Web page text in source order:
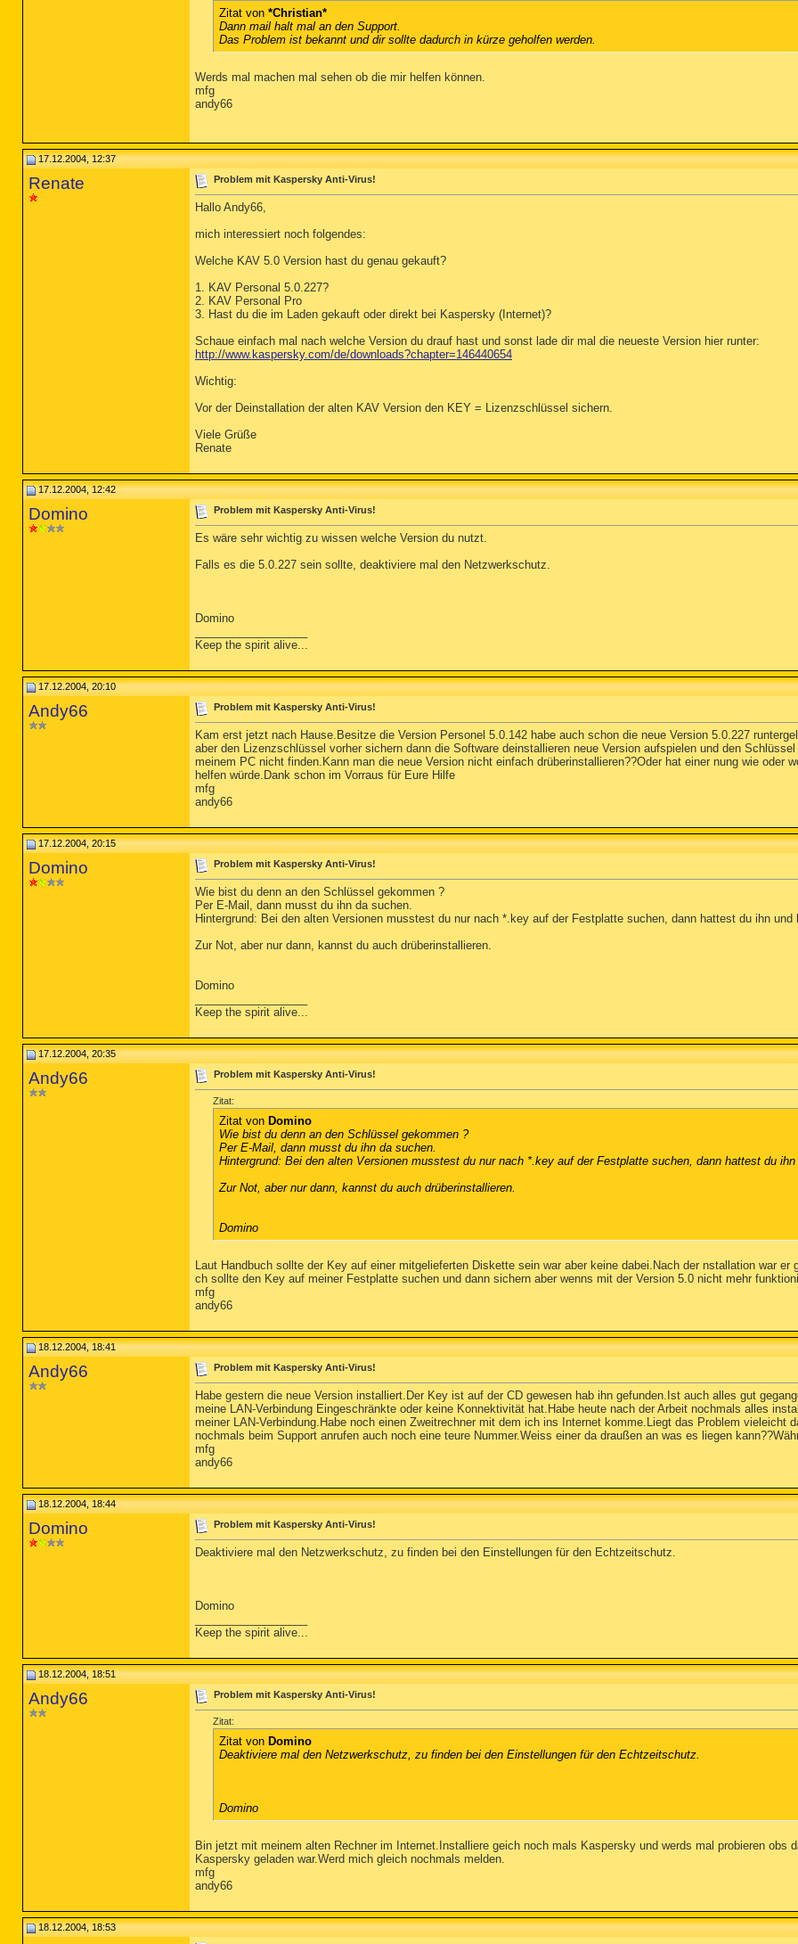
Zitat von *Christian*
Dann mail halt mal an den Support.
Das Problem ist bekannt und dir sollte dadurch in kürze geholfen werden.
Werds mal machen mal sehen ob die mir helfen können.
mfg
andy66
17.12.2004, 12:37
Renate Problem mit Kaspersky Anti-Virus!
Hallo Andy66,
mich interessiert noch folgendes:
Welche KAV 5.0 Version hast du genau gekauft?
1. KAV Personal 5.0.227?
2. KAV Personal Pro
3. Hast du die im Laden gekauft oder direkt bei Kaspersky (Internet)?
Schaue einfach mal nach welche Version du drauf hast und sonst lade dir mal die neueste Version hier runter:
http://www.kaspersky.com/de/downloads?chapter=146440654
Wichtig:
Vor der Deinstallation der alten KAV Version den KEY = Lizenzschlüssel sichern.
Viele Grüße
Renate
17.12.2004, 12:42
Domino Problem mit Kaspersky Anti-Virus!
Es wäre sehr wichtig zu wissen welche Version du nutzt.
Falls es die 5.0.227 sein sollte, deaktiviere mal den Netzwerkschutz.
Domino
Keep the spirit alive...
17.12.2004, 20:10
Andy66 Problem mit Kaspersky Anti-Virus!
Kam erst jetzt nach Hause.Besitze die Version Personel 5.0.142 habe auch schon die neue Version 5.0.227
aber den Lizenzschlüssel vorher sichern dann die Software deinstallieren neue Version aufspielen und den
meinem PC nicht finden.Kann man die neue Version nicht einfach drüberinstallieren??Oder hat einer nung wie oder
helfen würde.Dank schon im Vorraus für Eure Hilfe
mfg
andy66
17.12.2004, 20:15
Domino Problem mit Kaspersky Anti-Virus!
Wie bist du denn an den Schlüssel gekommen ?
Per E-Mail, dann musst du ihn da suchen.
Hintergrund: Bei den alten Versionen musstest du nur nach *.key auf der Festplatte suchen, dann hattest du ihn
Zur Not, aber nur dann, kannst du auch drüberinstallieren.
Domino
Keep the spirit alive...
17.12.2004, 20:35
Andy66 Problem mit Kaspersky Anti-Virus!
Zitat:
Zitat von Domino
Wie bist du denn an den Schlüssel gekommen ?
Per E-Mail, dann musst du ihn da suchen.
Hintergrund: Bei den alten Versionen musstest du nur nach *.key auf der Festplatte suchen, dann hattest du
Zur Not, aber nur dann, kannst du auch drüberinstallieren.
Domino
Laut Handbuch sollte der Key auf einer mitgelieferten Diskette sein war aber keine dabei.Nach der nstallation war
ch sollte den Key auf meiner Festplatte suchen und dann sichern aber wenns mit der Version 5.0 nicht mehr
mfg
andy66
18.12.2004, 18:41
Andy66 Problem mit Kaspersky Anti-Virus!
Habe gestern die neue Version installiert.Der Key ist auf der CD gewesen hab ihn gefunden.Ist auch alles gut
meine LAN-Verbindung Eingeschränkte oder keine Konnektivität hat.Habe heute nach der Arbeit nochmals alles
meiner LAN-Verbindung.Habe noch einen Zweitrechner mit dem ich ins Internet komme.Liegt das Problem vieleicht
nochmals beim Support anrufen auch noch eine teure Nummer.Weiss einer da draußen an was es liegen
mfg
andy66
18.12.2004, 18:44
Domino Problem mit Kaspersky Anti-Virus!
Deaktiviere mal den Netzwerkschutz, zu finden bei den Einstellungen für den Echtzeitschutz.
Domino
Keep the spirit alive...
18.12.2004, 18:51
Andy66 Problem mit Kaspersky Anti-Virus!
Zitat:
Zitat von Domino
Deaktiviere mal den Netzwerkschutz, zu finden bei den Einstellungen für den Echtzeitschutz.
Domino
Bin jetzt mit meinem alten Rechner im Internet.Installiere geich noch mals Kaspersky und werds mal probieren obs
Kaspersky geladen war.Werd mich gleich nochmals melden.
mfg
andy66
18.12.2004, 18:53